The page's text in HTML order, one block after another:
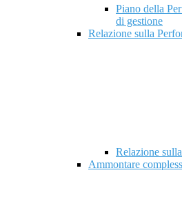
Piano della
di gestione
Relazione sulla
Relazione
Ammontare